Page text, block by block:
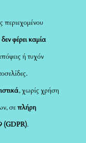
περιεχομένου
δεν φέρει καμία
ή τυχόν
, χωρίς χρήση
σεπλήρη
(GDPR).